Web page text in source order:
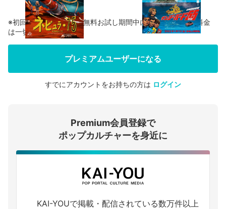
会員登録する
ログインする
※初回登録の方に限り、無料お試し期間中に解約した場合、料金
は一切かかりません。
プレミアムユーザーになる
すでにアカウントをお持ちの方は ログイン
Premium会員登録で
ポップカルチャーを身近に
KAI-YOUで掲載・配信されている数万件以上